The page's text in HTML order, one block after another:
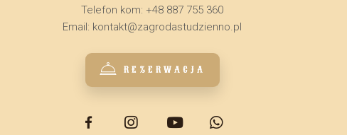
Telefon kom: +48 887 755 360
Email: kontakt@zagrodastudzienno.pl
REZERWACJA